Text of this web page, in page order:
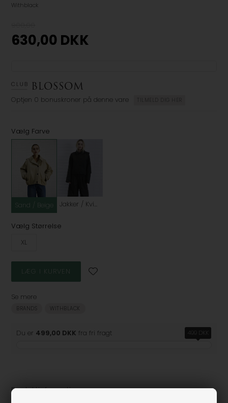
Withblack
630,00 DKK
Optjen 0 bonuskroner på denne vare TILMELD DIG HER
Vælg Farve
Sand / Beige Jakker / Kvinde / Army
Vælg Størrelse
XL
Se mere
BRANDS WITHBLACK
Du er 499,00 DKK fra fri fragt 499 DKK
Produktinformation